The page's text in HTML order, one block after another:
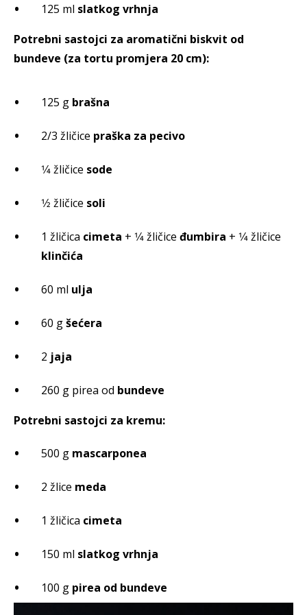
125 ml slatkog vrhnja
Potrebni sastojci za aromatični biskvit od
bundeve (za tortu promjera 20 cm):
125 g brašna
2/3 žličice praška za pecivo
1⁄4 žličice sode
1⁄2 žličice soli
1 žličica cimeta + 1⁄4 žličice đumbira + 1⁄4 žličice
klinčića
60 ml ulja
60 gšećera
2 jaja
260 g pirea od bundeve
Potrebni sastojci za kremu:
500 g mascarponea
2 žlice meda
1 žličica cimeta
150 ml slatkog vrhnja
100 g pirea od bundeve